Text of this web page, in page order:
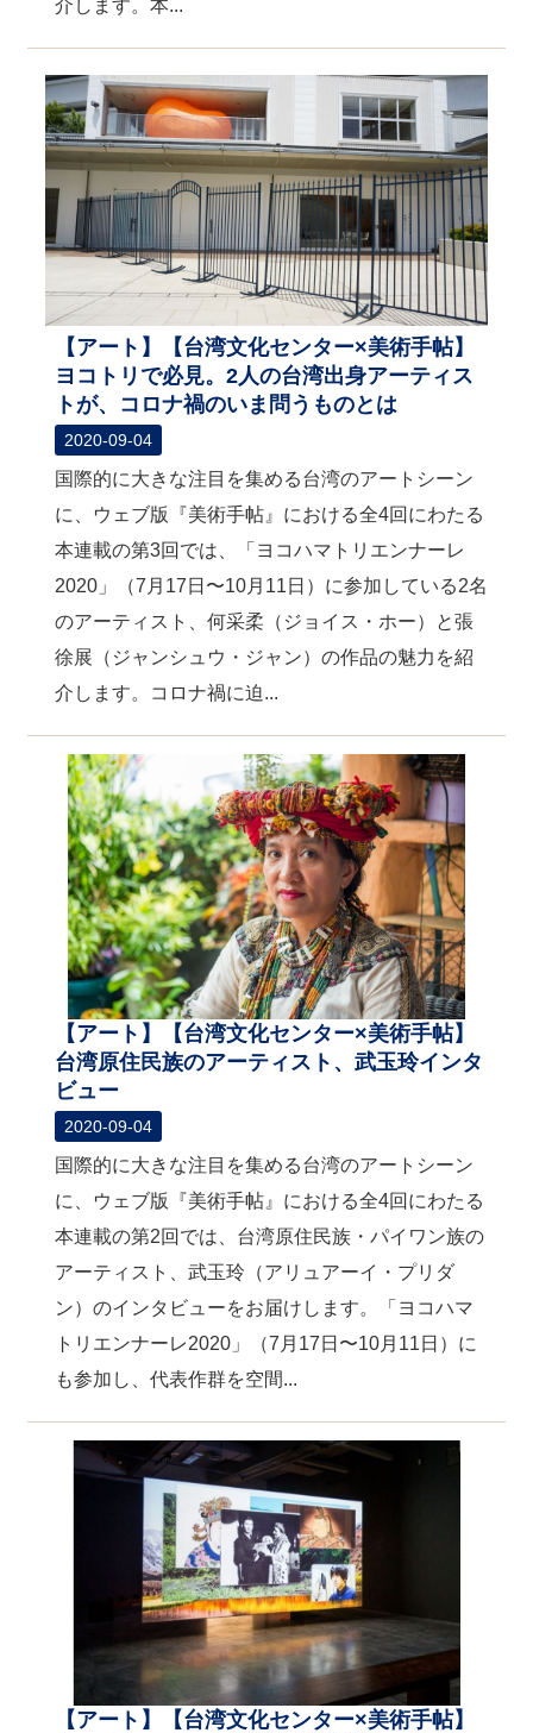
介します。本...
【アート】【台湾文化センター×美術手帖】
ヨコトリで必見。2人の台湾出身アーティス
トが、コロナ禍のいま問うものとは
2020-09-04
国際的に大きな注目を集める台湾のアートシーン
に、ウェブ版『美術手帖』における全4回にわたる
本連載の第3回では、「ヨコハマトリエンナーレ
2020」（7月17日〜10月11日）に参加している2名
のアーティスト、何采柔（ジョイス・ホー）と張
徐展（ジャンシュウ・ジャン）の作品の魅力を紹
介します。コロナ禍に迫...
【アート】【台湾文化センター×美術手帖】
台湾原住民族のアーティスト、武玉玲インタ
ビュー
2020-09-04
国際的に大きな注目を集める台湾のアートシーン
に、ウェブ版『美術手帖』における全4回にわたる
本連載の第2回では、台湾原住民族・パイワン族の
アーティスト、武玉玲（アリュアーイ・プリダ
ン）のインタビューをお届けします。「ヨコハマ
トリエンナーレ2020」（7月17日〜10月11日）に
も参加し、代表作群を空間...
【アート】【台湾文化センター×美術手帖】